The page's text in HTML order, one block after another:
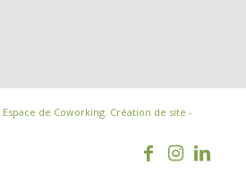
de Coworking. Création de site -